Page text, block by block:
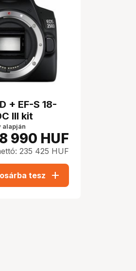
+ EF-S 18-
III kit
alapján
990 HUF
235 425 HUF
tesz add